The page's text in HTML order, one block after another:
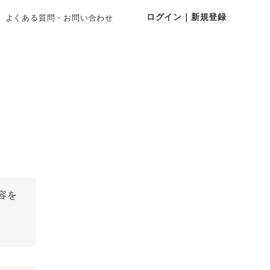
よくある質問・お問い合わせ ログイン｜新規登録
を